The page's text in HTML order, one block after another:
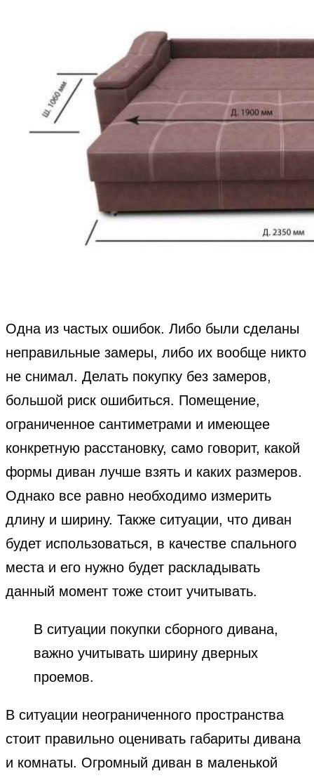
Одна из частых ошибок. Либо были сделаны
неправильные замеры, либо их вообще никто
не снимал. Делать покупку без замеров,
большой риск ошибиться. Помещение,
ограниченное сантиметрами и имеющее
конкретную расстановку, само говорит, какой
формы диван лучше взять и каких размеров.
Однако все равно необходимо измерить
длину и ширину. Также ситуации, что диван
будет использоваться, в качестве спального
места и его нужно будет раскладывать
данный момент тоже стоит учитывать.
В ситуации покупки сборного дивана,
важно учитывать ширину дверных
проемов.
В ситуации неограниченного пространства
стоит правильно оценивать габариты дивана
и комнаты. Огромный диван в маленькой